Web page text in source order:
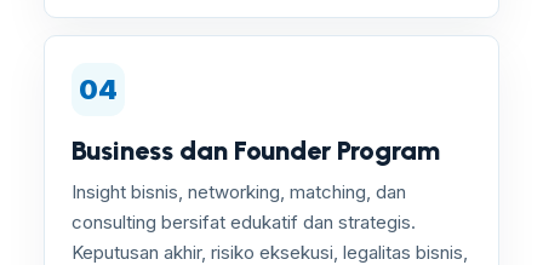
04
Business dan Founder Program
Insight bisnis, networking, matching, dan
consulting bersifat edukatif dan strategis.
Keputusan akhir, risiko eksekusi, legalitas bisnis,